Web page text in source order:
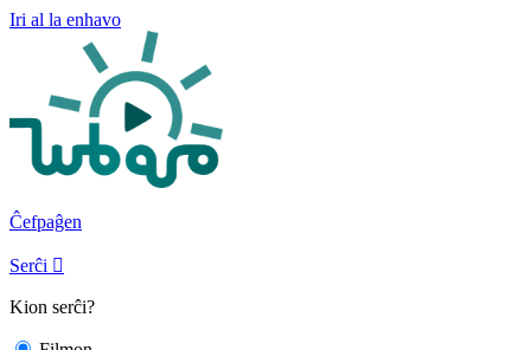
Iri al la enhavo
Ĉefpaĝen
Serĉi 
Kion serĉi?